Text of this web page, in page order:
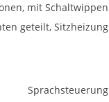
mit Schaltwippen
geteilt, Sitzheizung
Sprachsteuerung